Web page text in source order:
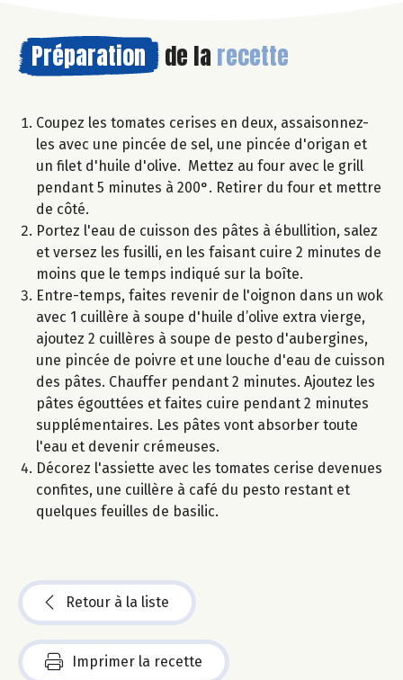
Préparation de la recette
Coupez les tomates cerises en deux, assaisonnez-
les avec une pincée de sel, une pincée d'origan et
un filet d'huile d'olive. Mettez au four avec le grill
pendant 5 minutes à 200°. Retirer du four et mettre
de côté.
Portez l'eau de cuisson des pâtes à ébullition, salez
et versez les fusilli, en les faisant cuire 2 minutes de
moins que le temps indiqué sur la boîte.
Entre-temps, faites revenir de l'oignon dans un wok
avec 1 cuillère à soupe d'huile d’olive extra vierge,
ajoutez 2 cuillères à soupe de pesto d'aubergines,
une pincée de poivre et une louche d'eau de cuisson
des pâtes. Chauffer pendant 2 minutes. Ajoutez les
pâtes égouttées et faites cuire pendant 2 minutes
supplémentaires. Les pâtes vont absorber toute
l'eau et devenir crémeuses.
Décorez l'assiette avec les tomates cerise devenues
confites, une cuillère à café du pesto restant et
quelques feuilles de basilic.
Retour à la liste
Imprimer la recette